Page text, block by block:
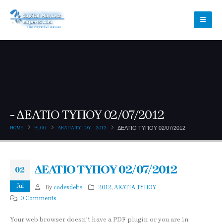
ΔΕΛΤΙΟ ΤΥΠΟΥ 02/07/2012
HOME BLOG ΔΕΛΤΙΑ ΤΥΠΟΥ 2012 ΔΕΛΤΙΟ ΤΥΠΟΥ 02/07/2012
02
Jul
ΔΕΛΤΙΟ ΤΥΠΟΥ 02/07/2012
By codexdelta 2012, ΔΕΛΤΙΑ ΤΥΠΟΥ
0 Comments
Your web browser doesn’t have a PDF plugin or you are in